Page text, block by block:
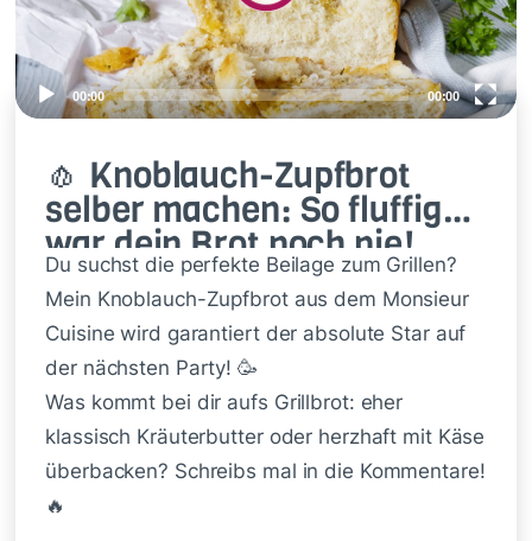
00:00 00:00
🧄 Knoblauch-Zupfbrot
selber machen: So fluffig
war dein Brot noch nie!
Du suchst die perfekte Beilage zum Grillen?
Mein Knoblauch-Zupfbrot aus dem Monsieur
Cuisine wird garantiert der absolute Star auf
der nächsten Party! 🥳
Was kommt bei dir aufs Grillbrot: eher
klassisch Kräuterbutter oder herzhaft mit Käse
überbacken? Schreibs mal in die Kommentare!
🔥